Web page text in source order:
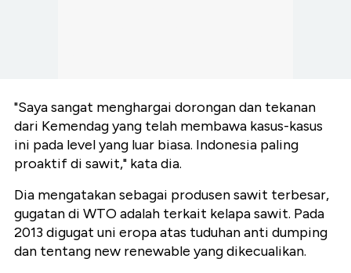
"Saya sangat menghargai dorongan dan tekanan
dari Kemendag yang telah membawa kasus-kasus
ini pada level yang luar biasa. Indonesia paling
proaktif di sawit," kata dia.
Dia mengatakan sebagai produsen sawit terbesar,
gugatan di WTO adalah terkait kelapa sawit. Pada
2013 digugat uni eropa atas tuduhan anti dumping
dan tentang new renewable yang dikecualikan.